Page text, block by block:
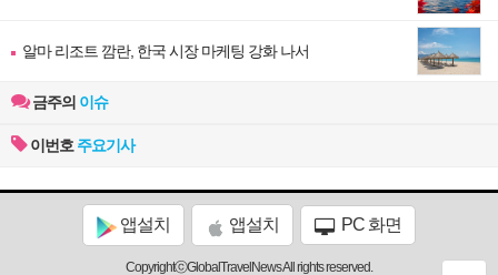
알마 리조트 깜란, 한국 시장 마케팅 강화 나서
금주의 이슈
이번호 주요기사
앱설치 앱설치 PC 화면
CopyrightⓒGlobalTravelNews All rights reserved.